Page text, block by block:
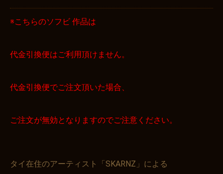
※こちらのソフビ 作品は
代金引換便はご利用頂けません。
代金引換便でご注文頂いた場合、
ご注文が無効となりますのでご注意ください。
タイ在住のアーティスト「SKARNZ」による